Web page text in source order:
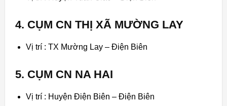
4. CỤM CN THỊ XÃ MƯỜNG LAY
Vị trí : TX Mường Lay – Điện Biên
5. CỤM CN NA HAI
Vị trí : Huyện Điện Biên – Điện Biên